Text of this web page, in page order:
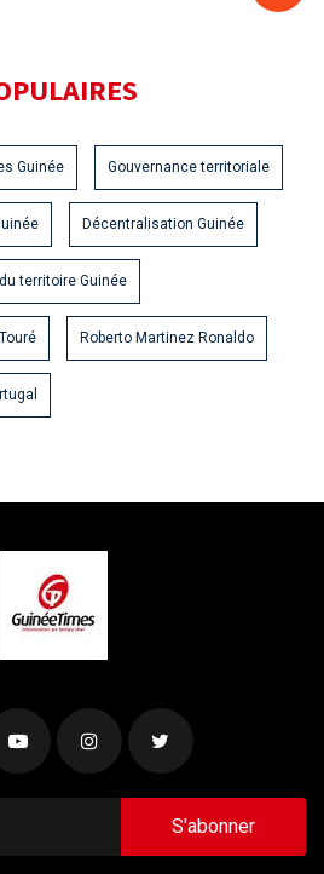
Guinée Gouvernance territoriale
Décentralisation Guinée
territoire Guinée
Roberto Martinez Ronaldo
S'abonner